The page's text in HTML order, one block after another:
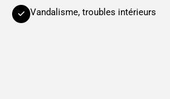
Vandalisme, troubles intérieurs